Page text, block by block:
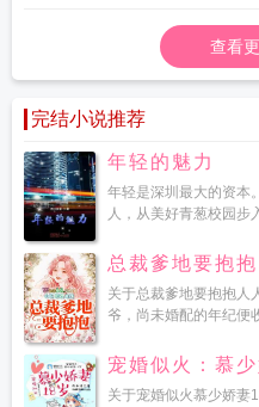
查看
完结小说推荐
年轻的魅力
年轻是深圳最大的资本
人，从美好青葱校园步
总裁爹地要抱抱
关于总裁爹地要抱抱人
爷，尚未婚配的年纪便
宠婚似火：慕
关于宠婚似火慕少娇妻